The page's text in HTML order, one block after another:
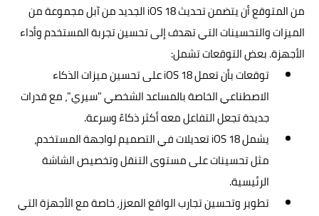
من المتوقع أن يتضمن تحديث iOS 18 الجديد من آبل مجموعة من
الميزات والتحسينات التي تهدف إلى تحسين تجربة المستخدم وأداء
الأجهزة. بعض التوقعات تشمل:
توقعات بأن تعمل iOS 18 على تحسين ميزات الذكاء
الاصطناعي الخاصة بالمساعد الشخصي "سيري"، مع قدرات
جديدة تجعل التفاعل معه أكثر ذكاءً وسرعة.
يشمل iOS 18 تعديلات في التصميم لواجهة المستخدم،
مثل تحسينات على مستوى التنقل وتخصيص الشاشة
الرئيسية.
تطوير وتحسين تجارب الواقع المعزز، خاصة مع الأجهزة التي